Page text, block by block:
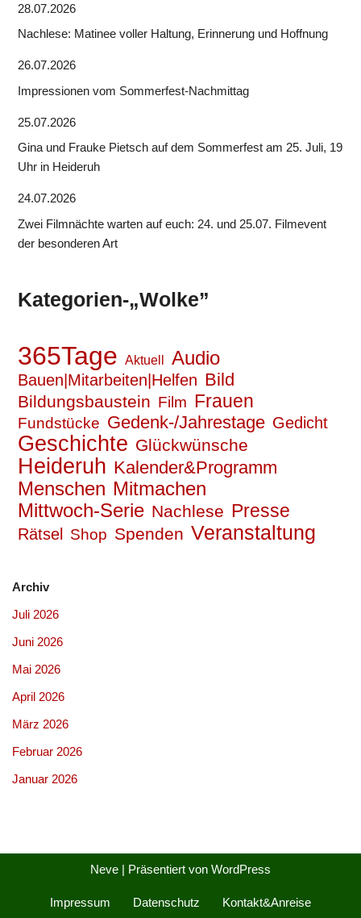
28.07.2026
Nachlese: Matinee voller Haltung, Erinnerung und Hoffnung
26.07.2026
Impressionen vom Sommerfest-Nachmittag
25.07.2026
Gina und Frauke Pietsch auf dem Sommerfest am 25. Juli, 19
Uhr in Heideruh
24.07.2026
Zwei Filmnächte warten auf euch: 24. und 25.07. Filmevent
der besonderen Art
Kategorien-„Wolke”
365Tage Aktuell Audio
Bauen|Mitarbeiten|Helfen Bild
Bildungsbaustein Film Frauen
Fundstücke Gedenk-/Jahrestage Gedicht
Geschichte Glückwünsche
Heideruh Kalender&Programm
Menschen Mitmachen
Mittwoch-Serie Nachlese Presse
Rätsel Shop Spenden Veranstaltung
Archiv
Juli 2026
Juni 2026
Mai 2026
April 2026
März 2026
Februar 2026
Januar 2026
Neve | Präsentiert von WordPress
Impressum Datenschutz Kontakt&Anreise